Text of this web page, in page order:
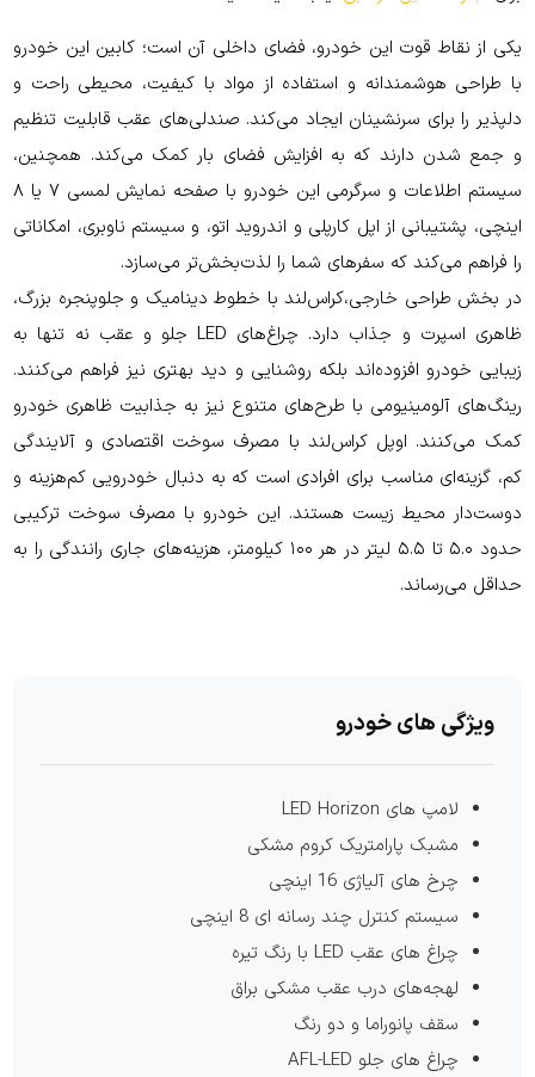
یکی از نقاط قوت این خودرو، فضای داخلی آن است؛ کابین این خودرو
با طراحی هوشمندانه و استفاده از مواد با کیفیت، محیطی راحت و
دلپذیر را برای سرنشینان ایجاد می‌کند. صندلی‌های عقب قابلیت تنظیم
و جمع شدن دارند که به افزایش فضای بار کمک می‌کند. همچنین،
سیستم اطلاعات و سرگرمی این خودرو با صفحه نمایش لمسی ۷ یا ۸
اینچی، پشتیبانی از اپل کارپلی و اندروید اتو، و سیستم ناوبری، امکاناتی
را فراهم می‌کند که سفرهای شما را لذت‌بخش‌تر می‌سازد.
در بخش طراحی خارجی،کراس‌لند با خطوط دینامیک و جلوپنجره بزرگ،
ظاهری اسپرت و جذاب دارد. چراغ‌های LED جلو و عقب نه تنها به
زیبایی خودرو افزوده‌اند بلکه روشنایی و دید بهتری نیز فراهم می‌کنند.
رینگ‌های آلومینیومی با طرح‌های متنوع نیز به جذابیت ظاهری خودرو
کمک می‌کنند. اوپل کراس‌لند با مصرف سوخت اقتصادی و آلایندگی
کم، گزینه‌ای مناسب برای افرادی است که به دنبال خودرویی کم‌هزینه و
دوست‌دار محیط زیست هستند. این خودرو با مصرف سوخت ترکیبی
حدود ۵.۰ تا ۵.۵ لیتر در هر ۱۰۰ کیلومتر، هزینه‌های جاری رانندگی را به
حداقل می‌رساند.
ویژگی های خودرو
لامپ های LED Horizon
مشبک پارامتریک کروم مشکی
چرخ های آلیاژی 16 اینچی
سیستم کنترل چند رسانه ای 8 اینچی
چراغ های عقب LED با رنگ تیره
لهجه‌های درب عقب مشکی براق
سقف پانوراما و دو رنگ
چراغ های جلو AFL-LED